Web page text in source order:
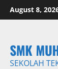
Skip
to
August 8,
SMK
SEKOLAH